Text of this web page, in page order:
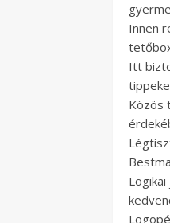
Innen
Itt
Közös